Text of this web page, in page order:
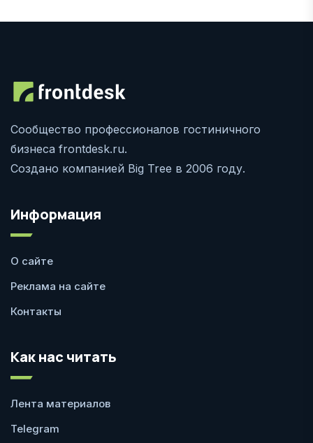
Сообщество профессионалов гостиничного
бизнеса frontdesk.ru.
Создано компанией Big Tree в 2006 году.
Информация
О сайте
Реклама на сайте
Контакты
Как нас читать
Лента материалов
Telegram